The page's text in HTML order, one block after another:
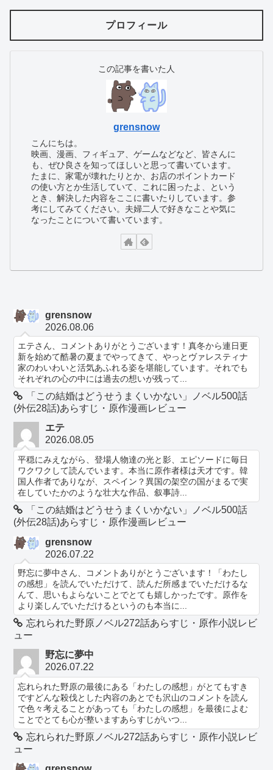
プロフィール
この記事を書いた人
grensnow
こんにちは。
映画、漫画、フィギュア、ゲームなどなど、皆さんに
も、ぜひ良さを知ってほしいと思って書いています。
たまに、家電が壊れたりとか、お店のポイントカード
の使い方とか生活していて、これに困ったよ、という
とき、解決した内容をここに書いたりしています。参
考にしてみてください。夫婦二人で好きなことや気に
なったことについて書いています。
grensnow
2026.08.06
エテさん、コメントありがとうございます！真冬から連日更
新を始めて酷暑の夏までやってきて、やっとヴァレスティナ
家のわいわいと活気あふれる姿を堪能しています。それでも
それぞれの心の中には過去の想いが残って...
「この結婚はどうせうまくいかない」ノベル500話
(外伝28話)あらすじ・原作漫画レビュー
エテ
2026.08.05
平穏にみえながら、登場人物達の光と影、エピソードに毎日
ワクワクして読んでいます。本当に原作者様は天才です。韓
国人作者でありなが、スペイン？異国の架空の国がまるで実
在していたかのような壮大な作品、叙事詩...
「この結婚はどうせうまくいかない」ノベル500話
(外伝28話)あらすじ・原作漫画レビュー
grensnow
2026.07.22
野忘に夢中さん、コメントありがとうございます！「わたし
の感想」を読んでいただけて、読んだ所感までいただけるな
んて、思いもよらないことでとても嬉しかったです。原作を
より楽しんでいただけるというのも本当に...
忘れられた野原ノベル272話あらすじ・原作小説レビ
ュー
野忘に夢中
2026.07.22
忘れられた野原の最後にある「わたしの感想」がとてもすき
ですどんな殺伐とした内容のあとでも沢山のコメントを読ん
で色々考えることがあっても「わたしの感想」を最後によむ
ことでとても心が整いますあらすじがいつ...
忘れられた野原ノベル272話あらすじ・原作小説レビ
ュー